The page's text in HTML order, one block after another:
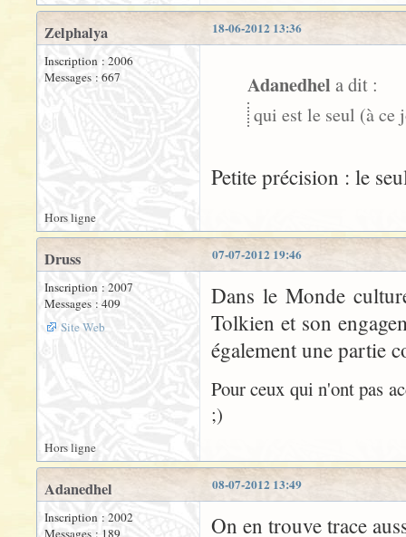
18-06-2012 13:36
Zelphalya
Inscription : 2006
Messages : 667
Adanedhel a dit :
qui est le seul (à
Petite précision : le
Hors ligne
07-07-2012 19:46
Druss
Inscription : 2007
Messages : 409
Site Web
Dans le Monde
Tolkien et son
également une partie
Pour ceux qui n'ont pas
;)
Hors ligne
08-07-2012 13:49
Adanedhel
Inscription : 2002
Messages : 189
On en trouve trace